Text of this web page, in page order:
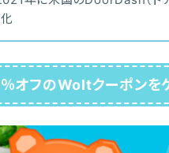
オフのWoltクーポンを